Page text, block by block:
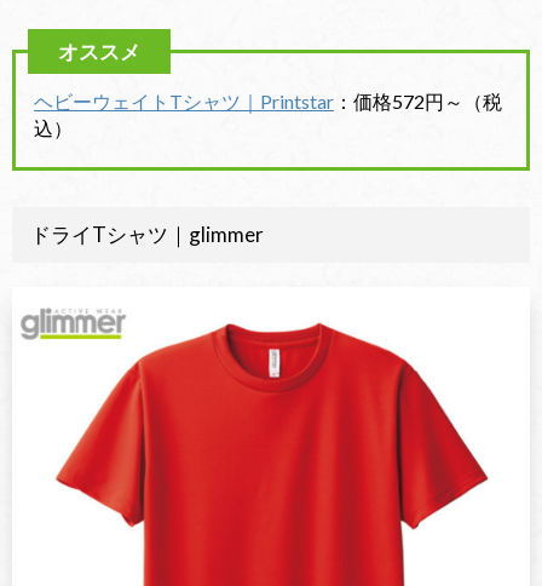
ヘビーウェイトTシャツ｜Printstar ：価格572円～（税
込）
ドライTシャツ｜glimmer